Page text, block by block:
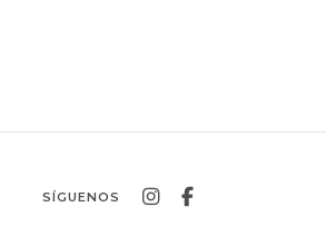
SÍGUENOS